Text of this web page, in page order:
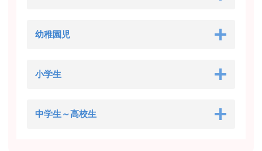
幼稚園児
小学生
中学生～高校生